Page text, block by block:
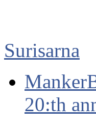
Surisarna
20:th